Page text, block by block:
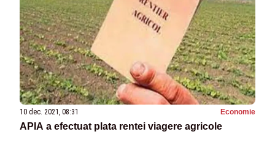
10 dec. 2021, 08:31 Economie
APIA a efectuat plata rentei viagere agricole